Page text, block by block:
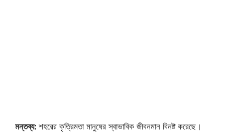
মন্তব্য: শহরের কৃত্রিমতা মানুষের স্বাভাবিক জীবনমান বিনষ্ট করেছে।